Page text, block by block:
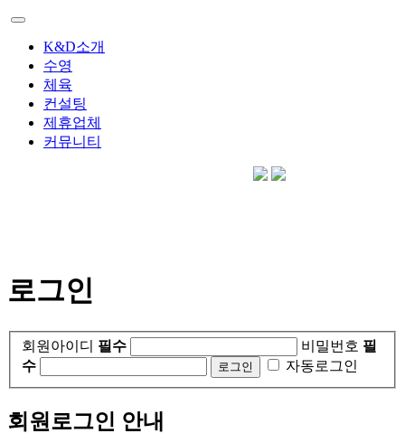
K&D소개
수영
체육
컨설팅
제휴업체
커뮤니티
로그인
회원아이디 필수 비밀번호 필
수
자동로그인
회원로그인 안내